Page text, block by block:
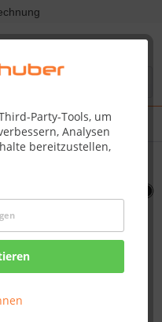
Party-Tools, um
Analysen
bereitzustellen,
#N010-0567